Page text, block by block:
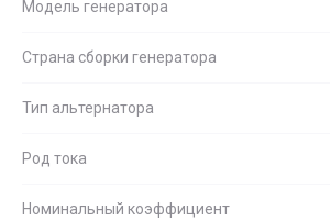
Модель генератора
Страна сборки генератора
Тип альтернатора
Род тока
Номинальный коэффициент